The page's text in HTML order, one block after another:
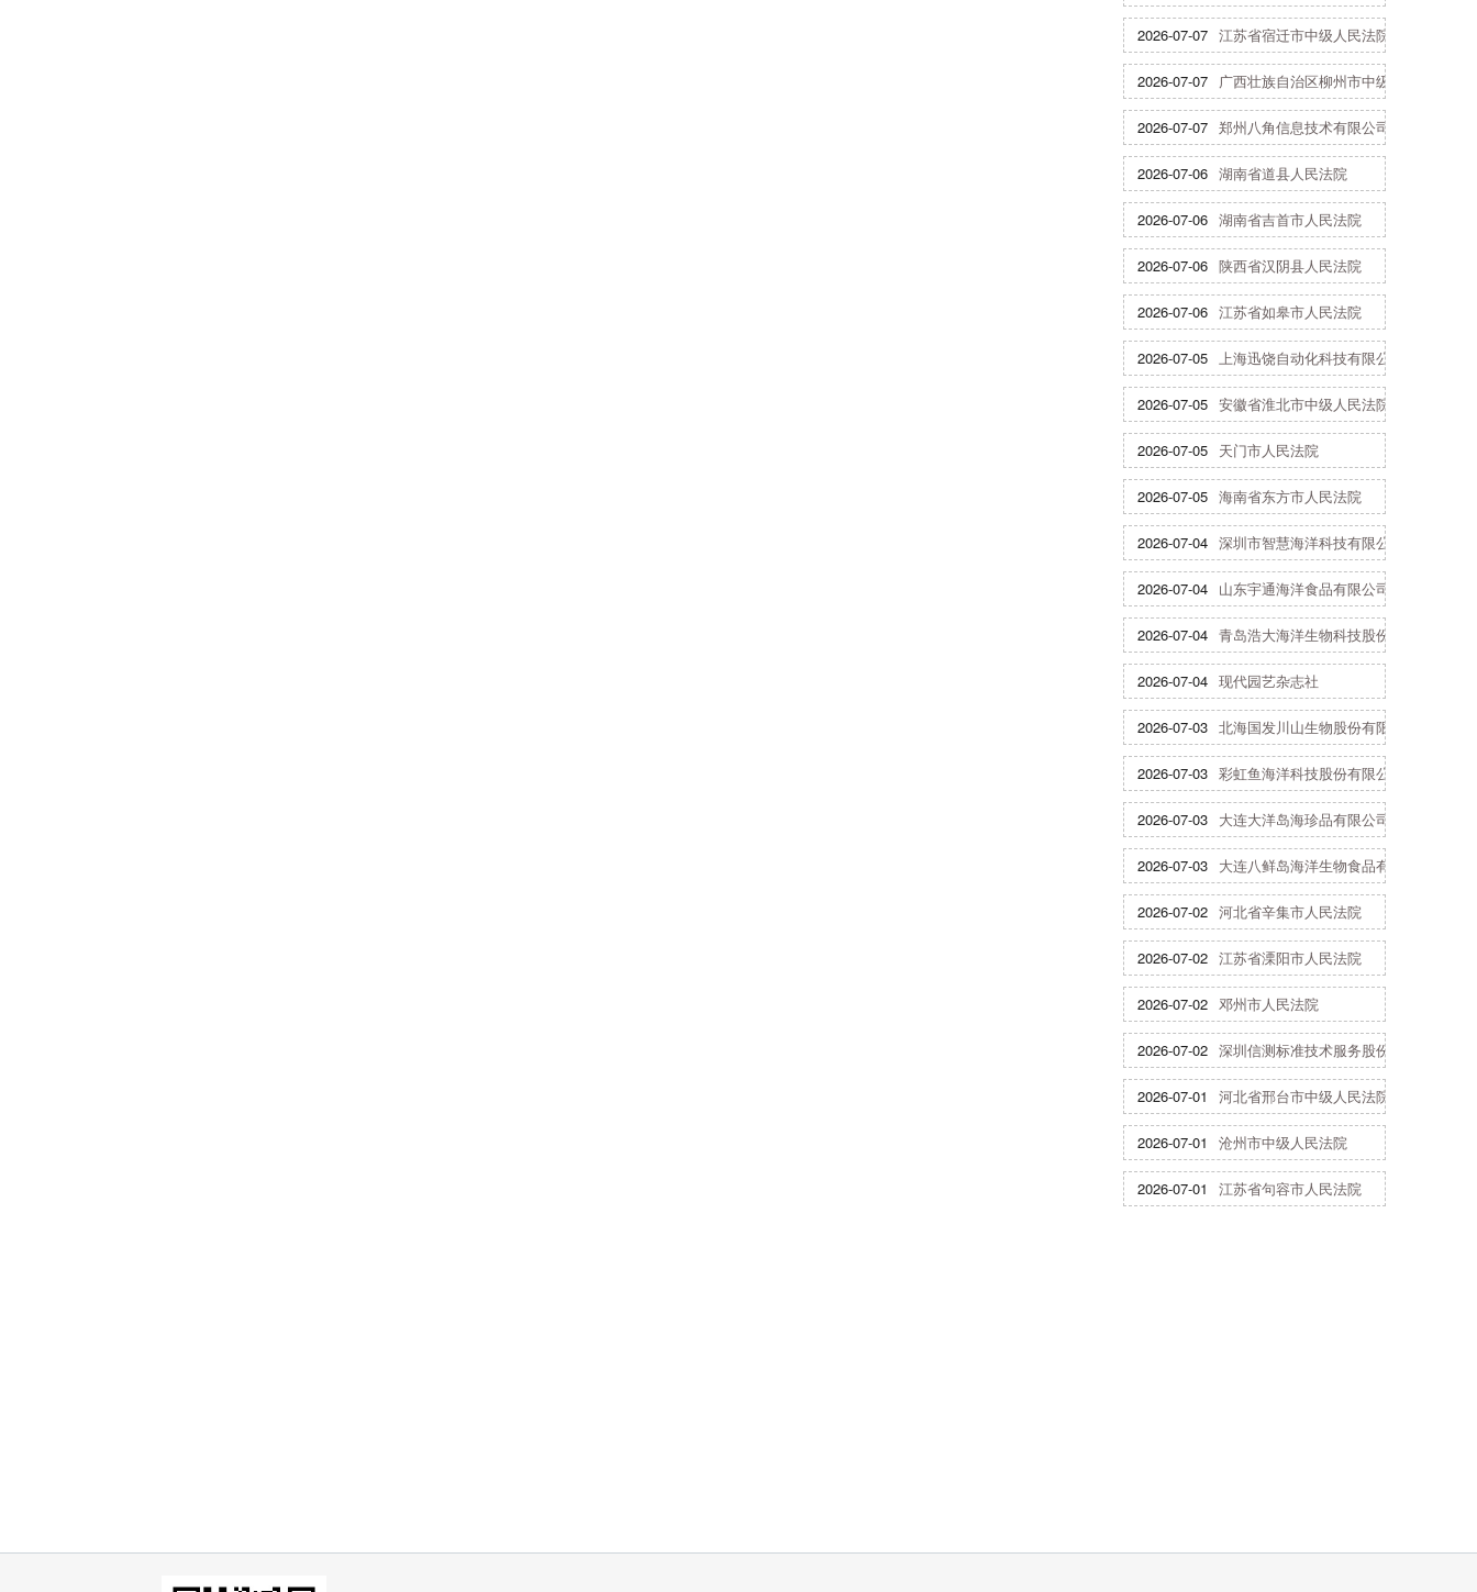
2026-07-07 江苏省宿迁市中级人民法院
2026-07-07 广西壮族自治区柳州市中级人民法院
2026-07-07 郑州八角信息技术有限公司
2026-07-06 湖南省道县人民法院
2026-07-06 湖南省吉首市人民法院
2026-07-06 陕西省汉阴县人民法院
2026-07-06 江苏省如皋市人民法院
2026-07-05 上海迅饶自动化科技有限公司
2026-07-05 安徽省淮北市中级人民法院
2026-07-05 天门市人民法院
2026-07-05 海南省东方市人民法院
2026-07-04 深圳市智慧海洋科技有限公司
2026-07-04 山东宇通海洋食品有限公司
2026-07-04 青岛浩大海洋生物科技股份有限公司
2026-07-04 现代园艺杂志社
2026-07-03 北海国发川山生物股份有限公司
2026-07-03 彩虹鱼海洋科技股份有限公司
2026-07-03 大连大洋岛海珍品有限公司
2026-07-03 大连八鲜岛海洋生物食品有限公司
2026-07-02 河北省辛集市人民法院
2026-07-02 江苏省溧阳市人民法院
2026-07-02 邓州市人民法院
2026-07-02 深圳信测标准技术服务股份有限公司
2026-07-01 河北省邢台市中级人民法院
2026-07-01 沧州市中级人民法院
2026-07-01 江苏省句容市人民法院